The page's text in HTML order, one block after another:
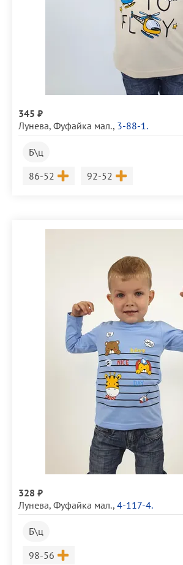
345 ₽
Лунева, Фуфайка мал., 3-88-1.
Б\ц
Размер
86-52 Размер
92-52
328 ₽
Лунева, Фуфайка мал., 4-117-4.
Б\ц
Размер
98-56